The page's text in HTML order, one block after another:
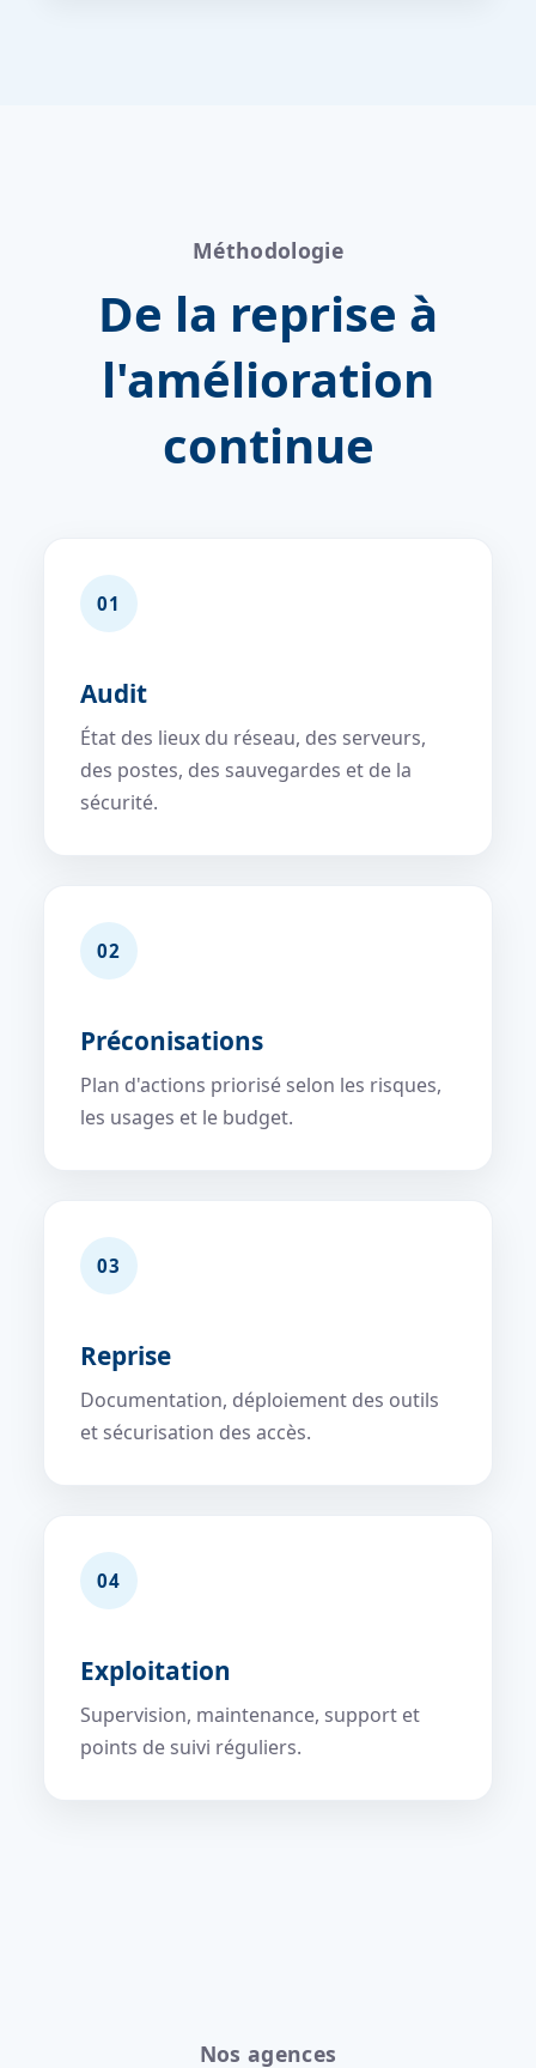
Méthodologie
De la reprise à
l'amélioration
continue
01
Audit
État des lieux du réseau, des serveurs,
des postes, des sauvegardes et de la
sécurité.
02
Préconisations
Plan d'actions priorisé selon les risques,
les usages et le budget.
03
Reprise
Documentation, déploiement des outils
et sécurisation des accès.
04
Exploitation
Supervision, maintenance, support et
points de suivi réguliers.
Nos agences